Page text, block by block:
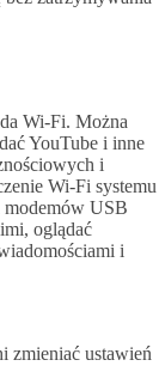
Wi-Fi. Można
YouTube i inne
i
Wi-Fi systemu
modemów USB
oglądać
i
zmieniać ustawień